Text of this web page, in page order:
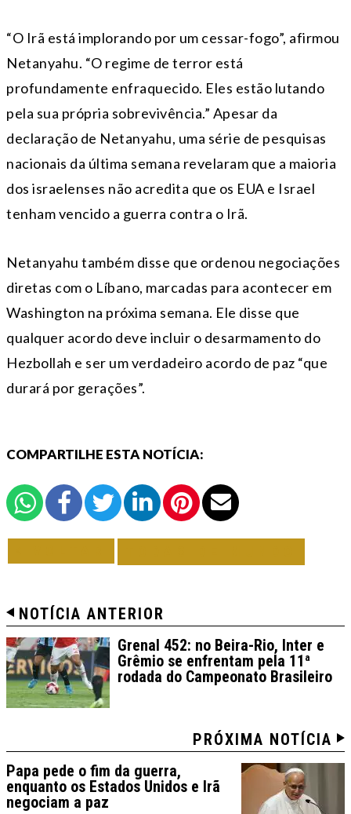
“O Irã está implorando por um cessar-fogo”, afirmou
Netanyahu. “O regime de terror está
profundamente enfraquecido. Eles estão lutando
pela sua própria sobrevivência.” Apesar da
declaração de Netanyahu, uma série de pesquisas
nacionais da última semana revelaram que a maioria
dos israelenses não acredita que os EUA e Israel
tenham vencido a guerra contra o Irã.
Netanyahu também disse que ordenou negociações
diretas com o Líbano, marcadas para acontecer em
Washington na próxima semana. Ele disse que
qualquer acordo deve incluir o desarmamento do
Hezbollah e ser um verdadeiro acordo de paz “que
durará por gerações”.
COMPARTILHE ESTA NOTÍCIA:
NOTÍCIA ANTERIOR
Grenal 452: no Beira-Rio, Inter e
Grêmio se enfrentam pela 11ª
rodada do Campeonato Brasileiro
PRÓXIMA NOTÍCIA
Papa pede o fim da guerra,
enquanto os Estados Unidos e Irã
negociam a paz